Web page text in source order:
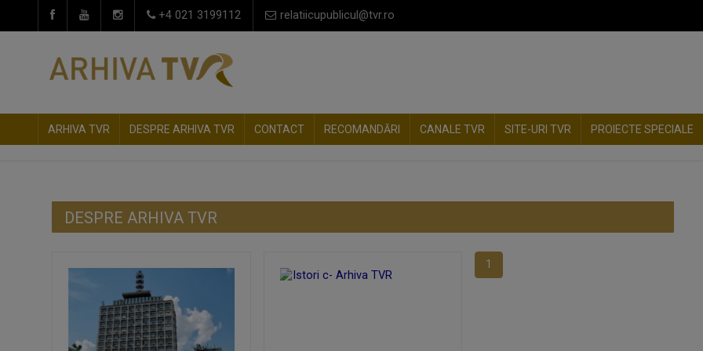
+4 021 3199112 relatiicupublicul@tvr.ro
ARHIVA TVR DESPRE ARHIVA TVR CONTACT RECOMANDĂRI CANALE TVR SITE-URI TVR PROIECTE SPECIALE
DESPRE ARHIVA TVR
1